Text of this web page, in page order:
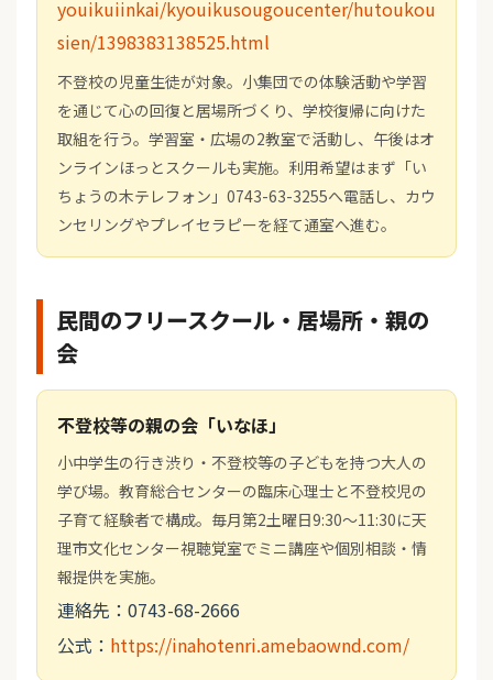
youikuiinkai/kyouikusougoucenter/hutoukou
sien/1398383138525.html
不登校の児童生徒が対象。小集団での体験活動や学習
を通じて心の回復と居場所づくり、学校復帰に向けた
取組を行う。学習室・広場の2教室で活動し、午後はオ
ンラインほっとスクールも実施。利用希望はまず「い
ちょうの木テレフォン」0743-63-3255へ電話し、カウ
ンセリングやプレイセラピーを経て通室へ進む。
民間のフリースクール・居場所・親の
会
不登校等の親の会「いなほ」
小中学生の行き渋り・不登校等の子どもを持つ大人の
学び場。教育総合センターの臨床心理士と不登校児の
子育て経験者で構成。毎月第2土曜日9:30～11:30に天
理市文化センター視聴覚室でミニ講座や個別相談・情
報提供を実施。
連絡先：0743-68-2666
公式： https://inahotenri.amebaownd.com/